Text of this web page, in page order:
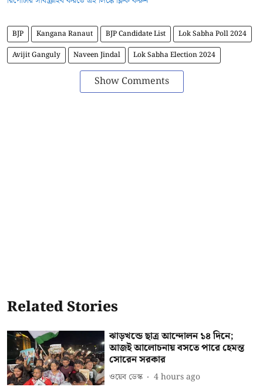
BJP Kangana Ranaut BJP Candidate List
Lok Sabha Poll 2024
Avijit Ganguly
Naveen Jindal Lok Sabha Election 2024
Show Comments
Related Stories
ঝাড়খন্ডে ছাত্র আন্দোলন ১৪ দিনে;
আজই আলোচনায় বসতে পারে হেমন্ত
সোরেন সরকার
ওয়েব ডেস্ক 4 hours ago